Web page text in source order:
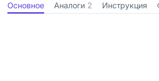
Основное Аналоги 2 Инструкция